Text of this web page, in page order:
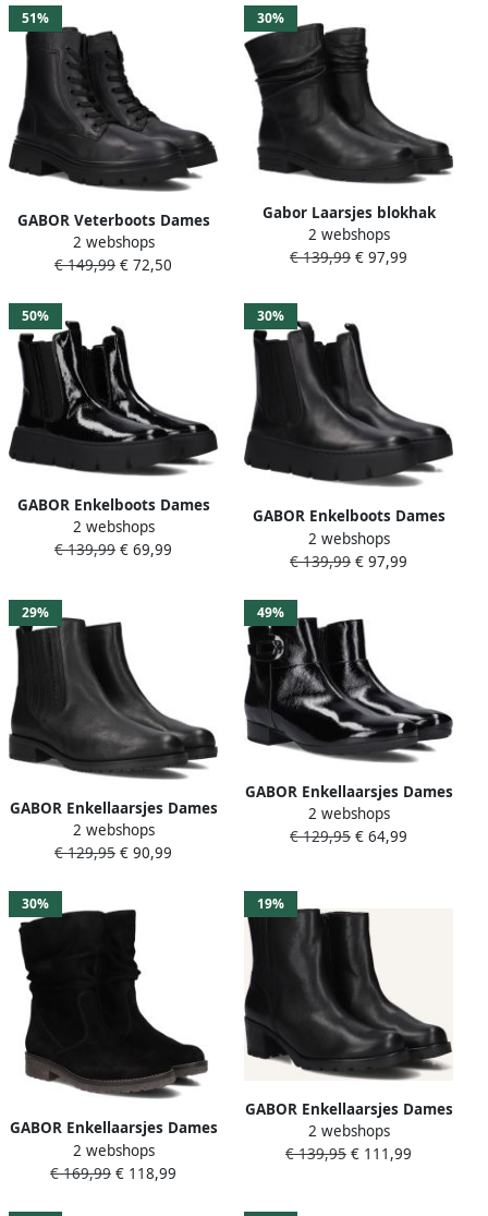
51%
GABOR Veterboots Dames
852 Maat: 40 Materiaal:
Leer Kleur: Zwart
2 webshops
€ 149,99 € 72,50
30%
Gabor Laarsjes blokhak
herfstlaarzen met
doelmatige
2 webshops
€ 139,99 € 97,99
50%
GABOR Enkelboots Dames
743.2 Maat: 37 5 Materiaal:
Lakleer Kleur: Zwart
2 webshops
€ 139,99 € 69,99
30%
GABOR Enkelboots Dames
743.2 Maat: 42 5 Materiaal:
Leer Kleur: Zwart
2 webshops
€ 139,99 € 97,99
29%
GABOR Enkellaarsjes Dames
022 Maat: 43 Materiaal:
Leer Kleur: Zwart
2 webshops
€ 129,95 € 90,99
49%
GABOR Enkellaarsjes Dames
714.1 Maat: 43 Materiaal:
Leer Kleur: Zwart
2 webshops
€ 129,95 € 64,99
30%
GABOR Enkellaarsjes Dames
013 Maat: 37 5 Materiaal:
Suède Kleur: Zwart
2 webshops
€ 169,99 € 118,99
19%
GABOR Enkellaarsjes Dames
802.3 Maat: 41 Materiaal:
Leer Kleur: Zwart
2 webshops
€ 139,95 € 111,99